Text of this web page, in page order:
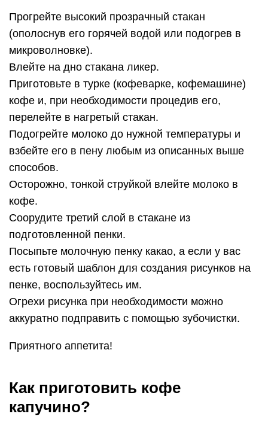
Прогрейте высокий прозрачный стакан
(ополоснув его горячей водой или подогрев в
микроволновке).
Влейте на дно стакана ликер.
Приготовьте в турке (кофеварке, кофемашине)
кофе и, при необходимости процедив его,
перелейте в нагретый стакан.
Подогрейте молоко до нужной температуры и
взбейте его в пену любым из описанных выше
способов.
Осторожно, тонкой струйкой влейте молоко в
кофе.
Соорудите третий слой в стакане из
подготовленной пенки.
Посыпьте молочную пенку какао, а если у вас
есть готовый шаблон для создания рисунков на
пенке, воспользуйтесь им.
Огрехи рисунка при необходимости можно
аккуратно подправить с помощью зубочистки.
Приятного аппетита!
Как приготовить кофе
капучино?